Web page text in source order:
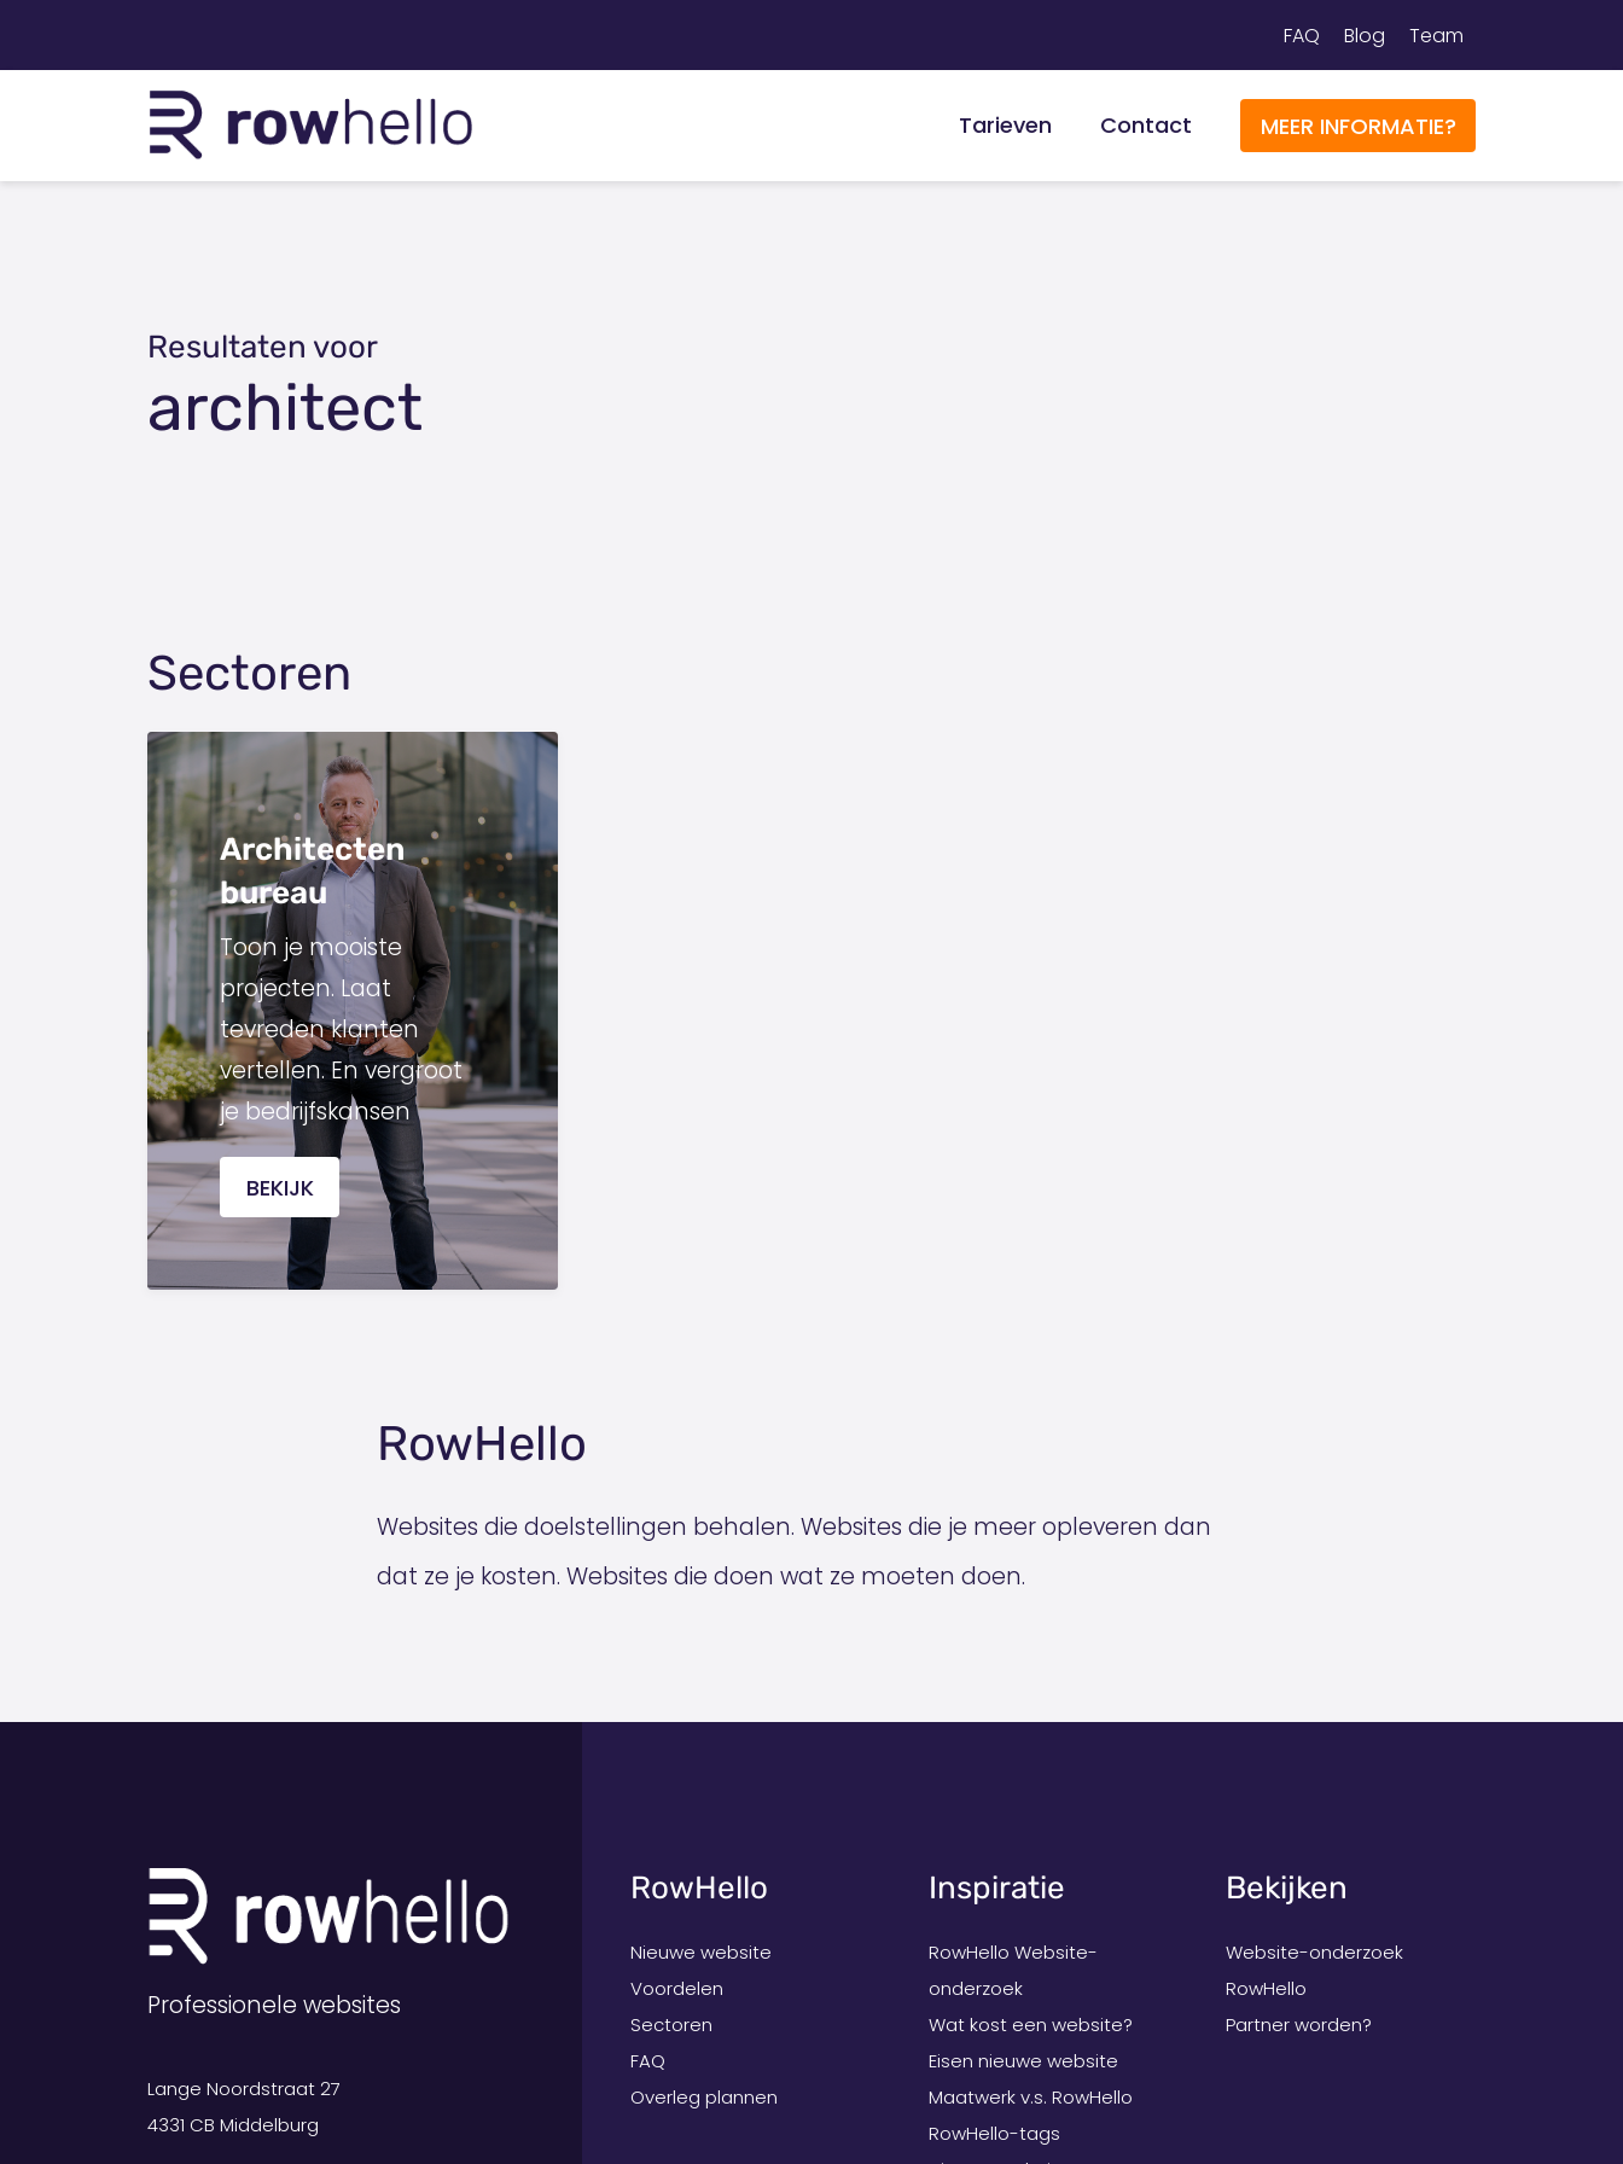
FAQ Blog Team
Tarieven Contact MEER INFORMATIE?
Resultaten voor
architect
Sectoren
Architecten
bureau
Toon je mooiste
projecten. Laat
tevreden klanten
vertellen. En vergroot
je bedrijfskansen
BEKIJK
RowHello
Websites die doelstellingen behalen. Websites die je meer opleveren dan
dat ze je kosten. Websites die doen wat ze moeten doen.
Professionele websites
Lange Noordstraat 27
4331 CB Middelburg
RowHello
Nieuwe website
Voordelen
Sectoren
FAQ
Overleg plannen
Inspiratie
RowHello Website-
onderzoek
Wat kost een website?
Eisen nieuwe website
Maatwerk v.s. RowHello
RowHello-tags
Bekijken
Website-onderzoek
RowHello
Partner worden?